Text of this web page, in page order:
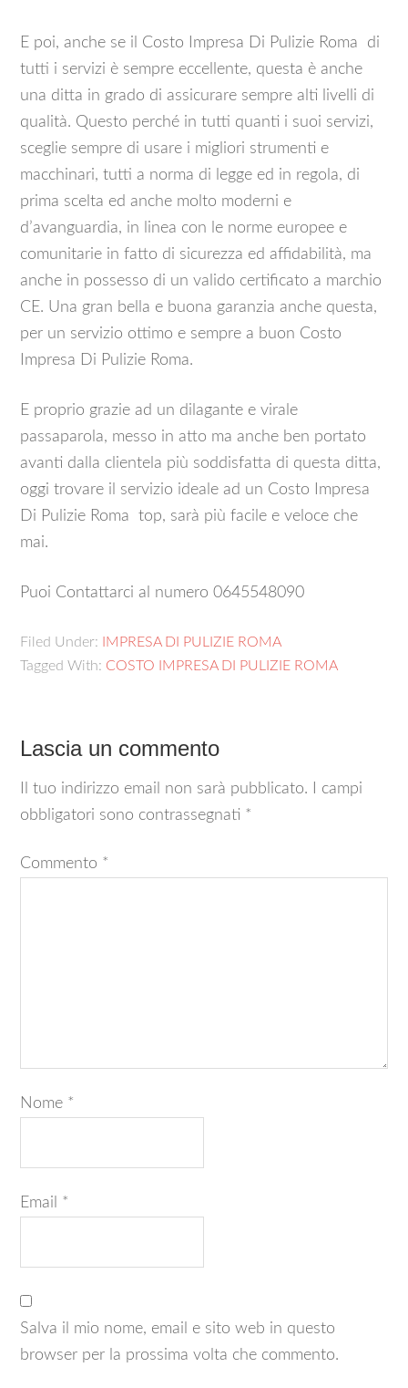
E poi, anche se il Costo Impresa Di Pulizie Roma di
tutti i servizi è sempre eccellente, questa è anche
una ditta in grado di assicurare sempre alti livelli di
qualità. Questo perché in tutti quanti i suoi servizi,
sceglie sempre di usare i migliori strumenti e
macchinari, tutti a norma di legge ed in regola, di
prima scelta ed anche molto moderni e
d’avanguardia, in linea con le norme europee e
comunitarie in fatto di sicurezza ed affidabilità, ma
anche in possesso di un valido certificato a marchio
CE. Una gran bella e buona garanzia anche questa,
per un servizio ottimo e sempre a buon Costo
Impresa Di Pulizie Roma.
E proprio grazie ad un dilagante e virale
passaparola, messo in atto ma anche ben portato
avanti dalla clientela più soddisfatta di questa ditta,
oggi trovare il servizio ideale ad un Costo Impresa
Di Pulizie Roma top, sarà più facile e veloce che
mai.
Puoi Contattarci al numero 0645548090
Filed Under:
IMPRESA DI PULIZIE ROMA
Tagged With: COSTO IMPRESA DI PULIZIE ROMA
Lascia un commento
Il tuo indirizzo email non sarà pubblicato.
I campi
obbligatori sono contrassegnati *
Commento *
Nome *
Email *
Salva il mio nome, email e sito web in questo
browser per la prossima volta che commento.